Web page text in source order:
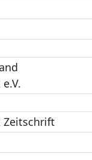
Zeitschrift